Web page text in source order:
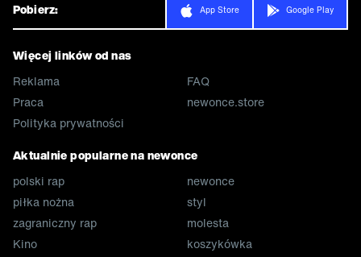
Pobierz: App Store Google Play
Więcej linków od nas
Reklama
Praca
Polityka prywatności
FAQ
newonce.store
Aktualnie popularne na newonce
polski rap
piłka nożna
zagraniczny rap
Kino
newonce
styl
molesta
koszykówka